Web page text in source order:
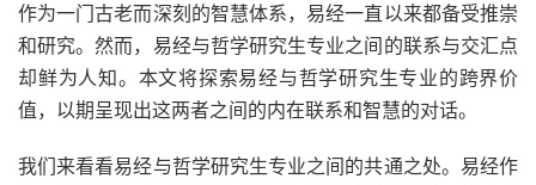
作为一门古老而深刻的智慧体系，易经一直以来都备受推崇
和研究。然而，易经与哲学研究生专业之间的联系与交汇点
却鲜为人知。本文将探索易经与哲学研究生专业的跨界价
值，以期呈现出这两者之间的内在联系和智慧的对话。
我们来看看易经与哲学研究生专业之间的共通之处。易经作